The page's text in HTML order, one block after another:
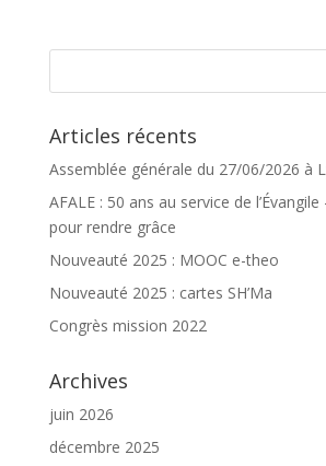
Articles récents
Assemblée générale du 27/06/2026 à
AFALE : 50 ans au service de
pour rendre grâce
Nouveauté 2025 : MOOC e-theo
Nouveauté 2025 : cartes SH’Ma
Congrès mission 2022
Archives
juin 2026
décembre 2025